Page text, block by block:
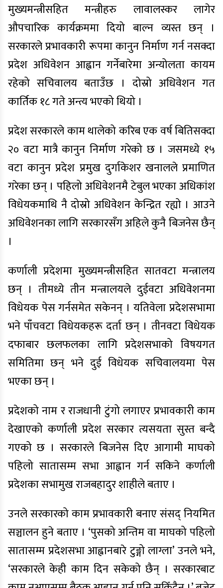
मुख्यमन्त्रीसहित मन्त्रीहरु लावालस्कर लागेर
औपचारिक कार्यक्रममा दियो बाल्न व्यस्त छन् ।
सरकारले प्रभावकारी रूपमा कानुन निर्माण गर्न नसक्दा
प्रदेश अधिवेशन आह्वान गर्नेबारेमा अन्योलता कायम
रहेको सचिवालय बताउँछ । दोस्रो अधिवेशन गत
कार्तिक १८ गते अन्त्य भएको थियो ।
प्रदेश सरकारले काम थालेको करिब एक वर्ष बितिसक्दा
२० वटा मात्रै कानुन निर्माण गरेको छ । जसमध्ये १५
वटा कानुन प्रदेश प्रमुख दुर्गाकेशर खनालले प्रमाणित
गरेका छन् । पहिलो अधिवेशनमै टेबुल भएका अधिकांश
विधेयकमाथि नै दोस्रो अधिवेशन केन्द्रित रह्यो । आउने
अधिवेशनका लागि सरकारसँग अहिले कुनै बिजनेस छैन्
।
कर्णाली प्रदेशमा मुख्यमन्त्रीसहित सातवटा मन्त्रालय
छन् । तीमध्ये तीन मन्त्रालयले दुईवटा अधिवेशनमा
विधेयक पेस गर्नसमेत सकेनन् । यतिवेला प्रदेशसभामा
भने पाँचवटा विधेयकहरू दर्ता छन् । तीनवटा विधेयक
दफाबार छलफलका लागि प्रदेशसभाको विषयगत
समितिमा छन् भने दुई विधेयक सचिवालयमा पेस
भएका छन् ।
प्रदेशको नाम र राजधानी टुंगो लगाएर प्रभावकारी काम
देखाएको कर्णाली प्रदेश सरकार त्यसयता सुस्त बन्दै
गएको छ । सरकारले बिजनेस दिए आगामी माघको
पहिलो सातासम्म सभा आह्वान गर्न सकिने कर्णाली
प्रदेशका सभामुख राजबहादुर शाहीले बताए ।
उनले सरकारको काम प्रभावकारी बनाए संसद् नियमित
सञ्चालन हुने बताए । ‘पुसको अन्तिम वा माघको पहिलो
सातासम्म प्रदेशसभा आह्वानबारे टुङ्गो लाग्ला’ उनले भने,
‘सरकारले केही काम दिन सकेको छैन् । सरकारबाट